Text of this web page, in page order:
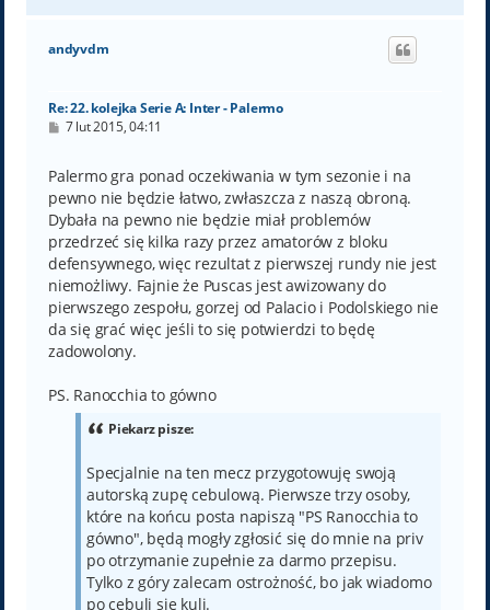
g
andyvdm
Re: 22. kolejka Serie A: Inter - Palermo
P
t
7 lut 2015, 04:11
Palermo gra ponad oczekiwania w tym sezonie i na
pewno nie będzie łatwo, zwłaszcza z naszą obroną.
Dybała na pewno nie będzie miał problemów
przedrzeć się kilka razy przez amatorów z bloku
defensywnego, więc rezultat z pierwszej rundy nie jest
niemożliwy. Fajnie że Puscas jest awizowany do
pierwszego zespołu, gorzej od Palacio i Podolskiego nie
da się grać więc jeśli to się potwierdzi to będę
zadowolony.
PS. Ranocchia to gówno
Piekarz pisze:
Specjalnie na ten mecz przygotowuję swoją
autorską zupę cebulową. Pierwsze trzy osoby,
które na końcu posta napiszą "PS Ranocchia to
gówno", będą mogły zgłosić się do mnie na priv
po otrzymanie zupełnie za darmo przepisu.
Tylko z góry zalecam ostrożność, bo jak wiadomo
po cebuli się kuli.